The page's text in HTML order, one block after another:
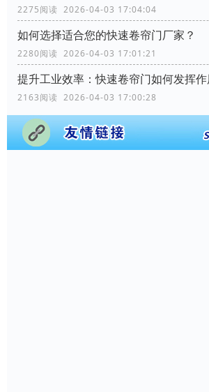
2275阅读 2026-04-03 17:04:04
如何选择适合您的快速卷帘门厂家？
2280阅读 2026-04-03 17:01:21
提升工业效率：快速卷帘门如何发挥作
2163阅读 2026-04-03 17:00:28